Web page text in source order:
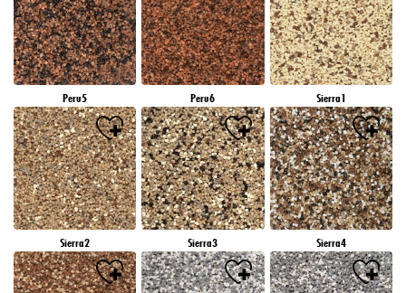
Peru5 Peru6 Sierra1
Sierra2 Sierra3 Sierra4